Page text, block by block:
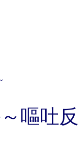
嘔吐反